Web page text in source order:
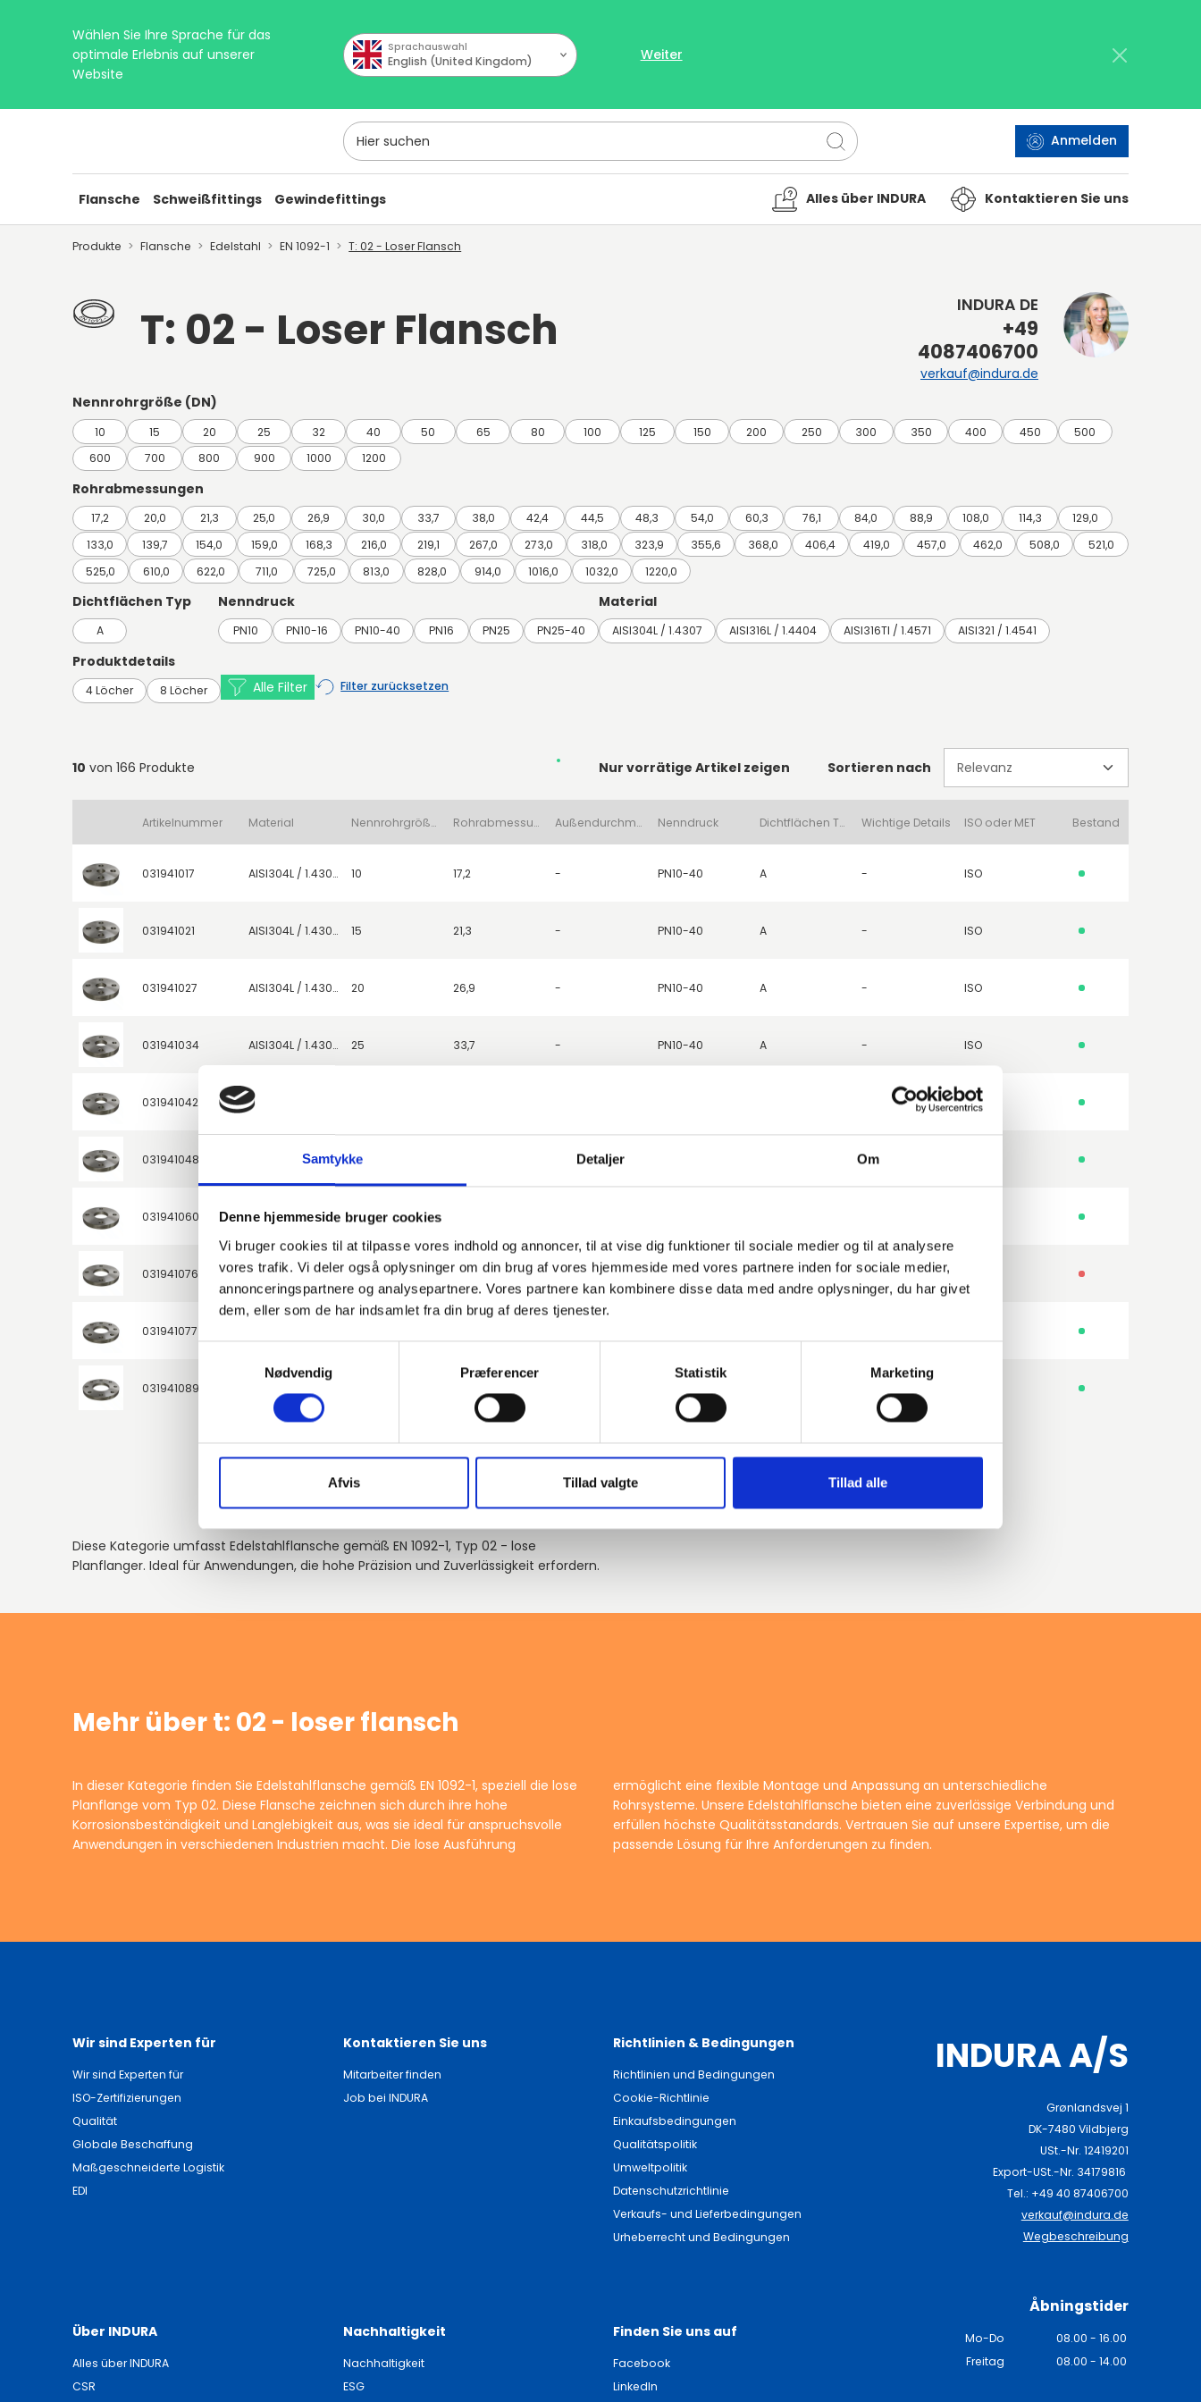
Samtykke Detaljer Om
Denne hjemmeside bruger cookies
Vi bruger cookies til at tilpasse vores indhold og annoncer, til at vise dig funktioner til sociale medier og til at analysere
vores trafik. Vi deler også oplysninger om din brug af vores hjemmeside med vores partnere inden for sociale medier,
annonceringspartnere og analysepartnere. Vores partnere kan kombinere disse data med andre oplysninger, du har givet
dem, eller som de har indsamlet fra din brug af deres tjenester.
Nødvendig
Præferencer Statistik Marketing
Afvis Tillad valgte Tillad alle
Wählen Sie Ihre Sprache für das
optimale Erlebnis auf unserer
Website
Sprachauswahl
English (United Kingdom) Weiter
Hier suchen
Anmelden
Flansche Schweißfittings Gewindefittings Alles über INDURA Kontaktieren Sie uns
Produkte Flansche Edelstahl EN 1092-1 T: 02 - Loser Flansch
T: 02 - Loser Flansch INDURA DE
+49
4087406700
verkauf@indura.de
Nennrohrgröße (DN)
10 15 20 25 32 40 50 65 80 100 125 150 200 250 300 350 400 450
500
600
700 800 900 1000 1200
Rohrabmessungen
17,2 20,0 21,3 25,0 26,9 30,0 33,7 38,0 42,4 44,5 48,3 54,0 60,3 76,1 84,0 88,9 108,0 114,3
129,0
133,0
139,7 154,0 159,0 168,3 216,0 219,1 267,0 273,0 318,0 323,9 355,6 368,0 406,4 419,0 457,0 462,0 508,0
521,0
525,0
610,0 622,0 711,0 725,0 813,0 828,0 914,0 1016,0 1032,0 1220,0
Dichtflächen Typ
A
Nenndruck
PN10 PN10-16 PN10-40 PN16 PN25 PN25-40
Material
AISI304L / 1.4307 AISI316L / 1.4404 AISI316TI / 1.4571 AISI321 / 1.4541
Produktdetails
4 Löcher 8 Löcher Alle Filter Filter zurücksetzen
10 von 166 Produkte Nur vorrätige Artikel zeigen Sortieren nach
Artikelnummer Material Nennrohrgröße (DN) Rohrabmessungen (d1) Außendurchmesser (D) Nenndruck Dichtflächen Typ Wichtige Details ISO oder MET Bestand
031941017 AISI304L / 1.4307 10 17,2 - PN10-40 A - ISO
031941021 AISI304L / 1.4307 15 21,3 - PN10-40 A - ISO
031941027 AISI304L / 1.4307 20 26,9 - PN10-40 A - ISO
031941034 AISI304L / 1.4307 25 33,7 - PN10-40 A - ISO
031941042 ISO
031941048 AISI304L / 1.4307 40 -
031941060 AISI304L / 1.4307 50
031941076 AISI304L / 1.4307 65 76,1 - PN10-16 A Anzahl der Schraubenlöcher
031941077
031941089
Diese Kategorie umfasst Edelstahlflansche gemäß EN 1092-1, Typ 02 - lose
Planflanger. Ideal für Anwendungen, die hohe Präzision und Zuverlässigkeit erfordern.
Mehr über t: 02 - loser flansch
In dieser Kategorie finden Sie Edelstahlflansche gemäß EN 1092-1, speziell die lose
Planflange vom Typ 02. Diese Flansche zeichnen sich durch ihre hohe
Korrosionsbeständigkeit und Langlebigkeit aus, was sie ideal für anspruchsvolle
Anwendungen in verschiedenen Industrien macht. Die lose Ausführung
ermöglicht eine flexible Montage und Anpassung an unterschiedliche
Rohrsysteme. Unsere Edelstahlflansche bieten eine zuverlässige Verbindung und
erfüllen höchste Qualitätsstandards. Vertrauen Sie auf unsere Expertise, um die
passende Lösung für Ihre Anforderungen zu finden.
Wir sind Experten für
Wir sind Experten für
ISO-Zertifizierungen
Qualität
Globale Beschaffung
Maßgeschneiderte Logistik
EDI
Kontaktieren Sie uns
Mitarbeiter finden
Job bei INDURA
Richtlinien & Bedingungen
Richtlinien und Bedingungen
Cookie-Richtlinie
Einkaufsbedingungen
Qualitätspolitik
Umweltpolitik
Datenschutzrichtlinie
Verkaufs- und Lieferbedingungen
Urheberrecht und Bedingungen
Über INDURA
Alles über INDURA
CSR
Nachhaltigkeit
Nachhaltigkeit
ESG
Finden Sie uns auf
Facebook
LinkedIn
INDURA A/S
Grønlandsvej 1
DK-7480 Vildbjerg
USt.-Nr. 12419201
Export-USt.-Nr. 34179816
Tel.: +49 40 87406700
verkauf@indura.de
Wegbeschreibung
Åbningstider
Mo-Do
08.00 - 16.00
Freitag
08.00 - 14.00